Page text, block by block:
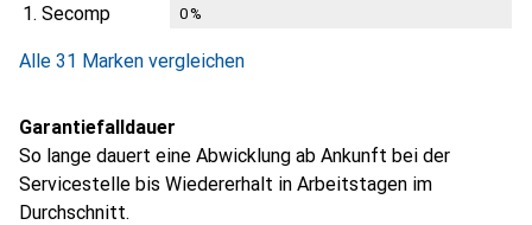
1. Secomp 0%
Alle 31 Marken vergleichen
Garantiefalldauer
So lange dauert eine Abwicklung ab Ankunft bei der
Servicestelle bis Wiedererhalt in Arbeitstagen im
Durchschnitt.